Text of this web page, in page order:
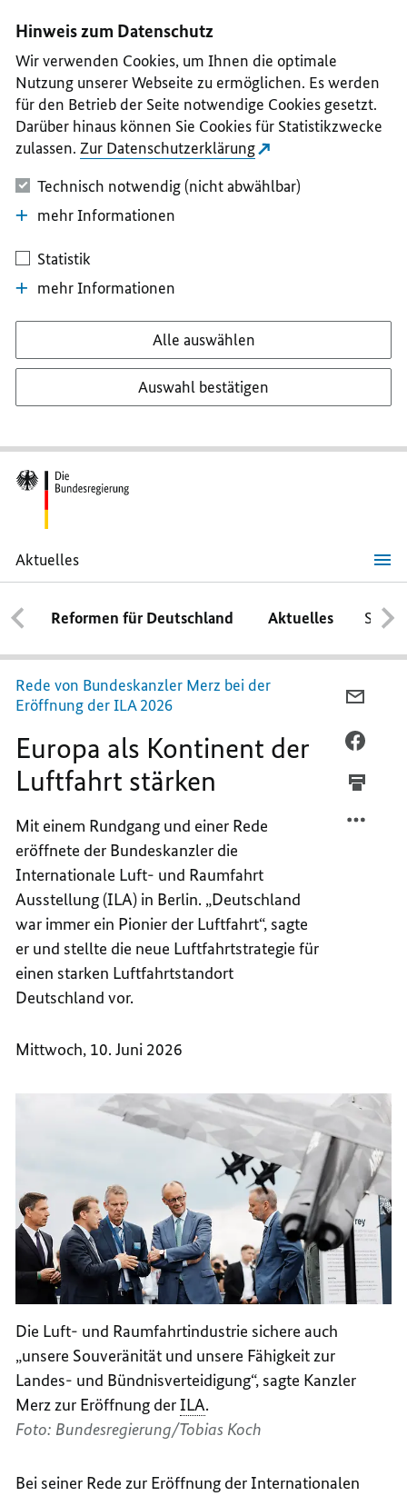
II
III
IV
V
Hinweis zum Datenschutz
Wir verwenden Cookies, um Ihnen die optimale
Nutzung unserer Webseite zu ermöglichen. Es werden
für den Betrieb der Seite notwendige Cookies gesetzt.
Darüber hinaus können Sie Cookies für Statistikzwecke
zulassen. Zur Datenschutzerklärung
Technisch notwendig (nicht abwählbar)
mehr Informationen
Statistik
mehr Informationen
Alle auswählen
Auswahl bestätigen
Aktuelles
Europa
als
Kontinent
der
Luftfahrt
stärken
Reformen für Deutschland Aktuelles
Rede von Bundeskanzler Merz bei der
Eröffnung der ILA 2026
Europa als Kontinent der
Luftfahrt stärken
Mit einem Rundgang und einer Rede
eröffnete der Bundeskanzler die
Internationale Luft- und Raumfahrt
Ausstellung (ILA) in Berlin. „Deutschland
war immer ein Pionier der Luftfahrt“, sagte
er und stellte die neue Luftfahrtstrategie für
einen starken Luftfahrtstandort
Deutschland vor.
Mittwoch, 10. Juni 2026
Die Luft- und Raumfahrtindustrie sichere auch
„unsere Souveränität und unsere Fähigkeit zur
Landes- und Bündnisverteidigung“, sagte Kanzler
Merz zur Eröffnung derILA.
Foto: Bundesregierung/Tobias Koch
Bei seiner Rede zur Eröffnung der Internationalen